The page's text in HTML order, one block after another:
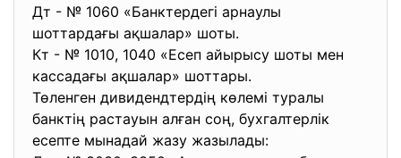
Дт - № 1060 «Банктердегі арнаулы
шоттардағы ақшалар» шоты.
Кт - № 1010, 1040 «Есеп айырысу шоты мен
кассадағы ақшалар» шоттары.
Төленген дивидендтердің көлемі туралы
банктің растауын алған соң, бухгалтерлік
есепте мынадай жазу жазылады: